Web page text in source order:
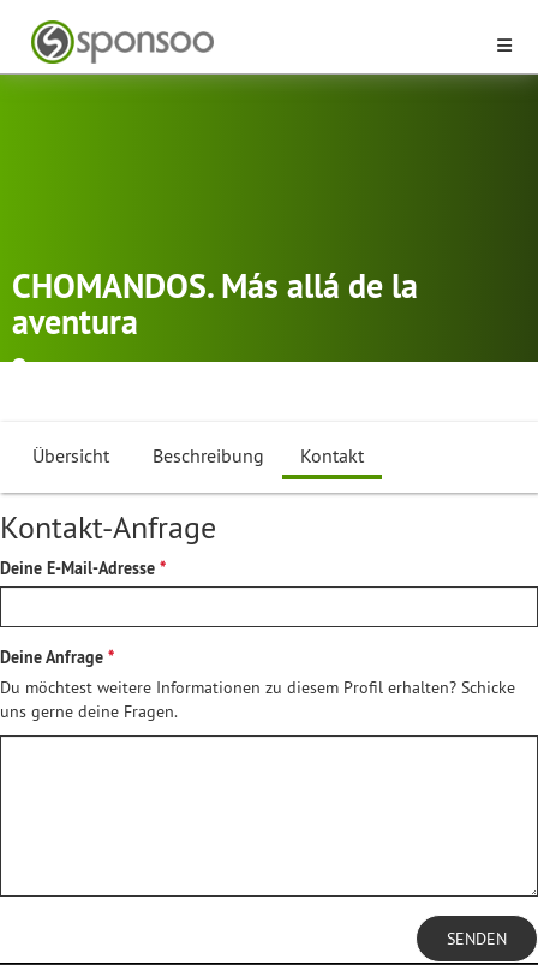
CHOMANDOS. Más allá de la
aventura
MADRID-Barrio De El Castillo
Übersicht Beschreibung Kontakt
Kontakt-Anfrage
Deine E-Mail-Adresse
Deine Anfrage
Du möchtest weitere Informationen zu diesem Profil erhalten? Schicke
uns gerne deine Fragen.
SENDEN